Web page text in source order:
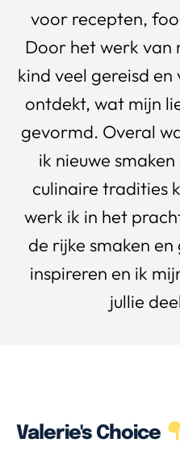
voor recepten,
Door het werk van
kind veel gereisd en
ontdekt, wat mijn
gevormd. Overal
ik nieuwe
culinaire tradities
werk ik in het
de rijke smaken
inspireren en ik
jullie
Valerie's Choice